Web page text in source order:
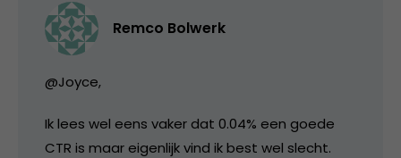
Remco Bolwerk
@Joyce,
Ik lees wel eens vaker dat 0.04% een goede
CTR is maar eigenlijk vind ik best wel slecht.